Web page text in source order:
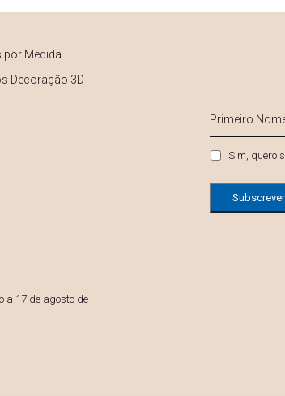
por Medida
Decoração 3D
Nome
*
Privacidade
Sim, quero
a 17 de agosto de